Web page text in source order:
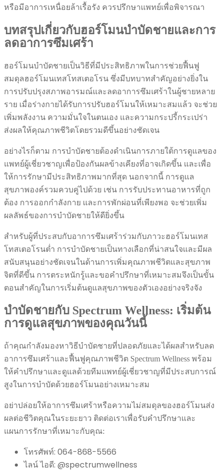
หรือมีอาการเหนื่อยล้าเรื้อรัง ควรปรึกษาแพทย์เพื่อพิจารณา
บทสรุปเกี่ยวกับฮอร์โมนบำบัดชายและการ
ลดอาการซึมเศร้า
ฮอร์โมนบำบัดชายเป็นวิธีที่มีประสิทธิภาพในการช่วยฟื้นฟู
สมดุลฮอร์โมนเทสโทสเตอโรน ซึ่งมีบทบาทสำคัญอย่างยิ่งใน
การปรับปรุงสภาพอารมณ์และลดอาการซึมเศร้าในผู้ชายหลาย
ราย เมื่อร่างกายได้รับการปรับฮอร์โมนให้เหมาะสมแล้ว จะช่วย
เพิ่มพลังงาน ความมั่นใจในตนเอง และความกระปรี้กระเปร่า
ส่งผลให้คุณภาพชีวิตโดยรวมดีขึ้นอย่างชัดเจน
อย่างไรก็ตาม การบำบัดชายต้องดำเนินการภายใต้การดูแลของ
แพทย์ผู้เชี่ยวชาญเพื่อป้องกันผลข้างเคียงที่อาจเกิดขึ้น และเพื่อ
ให้การรักษามีประสิทธิภาพมากที่สุด นอกจากนี้ การดูแล
สุขภาพองค์รวมควบคู่ไปด้วย เช่น การรับประทานอาหารที่ถูก
ต้อง การออกกำลังกาย และการพักผ่อนที่เพียงพอ จะช่วยเพิ่ม
ผลลัพธ์ของการบำบัดชายให้ดียิ่งขึ้น
สำหรับผู้ที่ประสบกับอาการซึมเศร้าร่วมกับภาวะฮอร์โมนเทส
โทสเตอโรนต่ำ การบำบัดชายเป็นทางเลือกที่น่าสนใจและมีผล
สนับสนุนอย่างชัดเจนในด้านการเพิ่มคุณภาพชีวิตและสุขภาพ
จิตที่ดีขึ้น การตระหนักรู้และขอคำปรึกษาที่เหมาะสมจึงเป็นขั้น
ตอนสำคัญในการเริ่มต้นดูแลสุขภาพของตัวเองอย่างจริงจัง
บำบัดชายกับ Spectrum Wellness: เริ่มต้น
การดูแลสุขภาพของคุณวันนี้
ถ้าคุณกำลังมองหาวิธีบำบัดชายที่ปลอดภัยและได้ผลสำหรับลด
อาการซึมเศร้าและฟื้นฟูคุณภาพชีวิต Spectrum Wellness พร้อม
ให้คำปรึกษาและดูแลด้วยทีมแพทย์ผู้เชี่ยวชาญที่มีประสบการณ์
สูงในการบำบัดด้วยฮอร์โมนอย่างเหมาะสม
อย่าปล่อยให้อาการซึมเศร้าหรือความไม่สมดุลของฮอร์โมนส่ง
ผลต่อชีวิตคุณในระยะยาว ติดต่อเราเพื่อรับคำปรึกษาและ
แผนการรักษาที่เหมาะกับคุณ:
โทรศัพท์: 064-868-5566
ไลน์ ไอดี: @spectrumwellness